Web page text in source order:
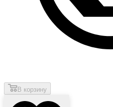
В корзину